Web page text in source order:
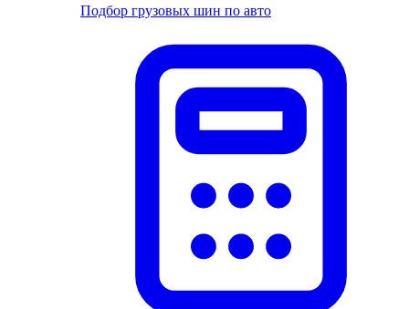
Подбор грузовых шин по авто